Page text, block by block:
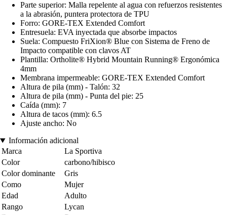
Parte superior: Malla repelente al agua con refuerzos resistentes
a la abrasión, puntera protectora de TPU
Forro: GORE-TEX Extended Comfort
Entresuela: EVA inyectada que absorbe impactos
Suela: Compuesto FriXion® Blue con Sistema de Freno de
Impacto compatible con clavos AT
Plantilla: Ortholite® Hybrid Mountain Running® Ergonómica
4mm
Membrana impermeable: GORE-TEX Extended Comfort
Altura de pila (mm) - Talón: 32
Altura de pila (mm) - Punta del pie: 25
Caída (mm): 7
Altura de tacos (mm): 6.5
Ajuste ancho: No
Información adicional
Marca
La Sportiva
Color
carbono/hibisco
Color dominante
Gris
Como
Mujer
Edad
Adulto
Rango
Lycan